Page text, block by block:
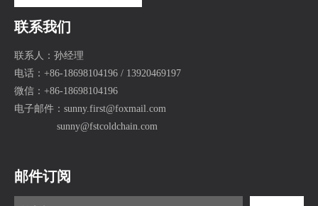
联系我们
联系人：孙经理
电话：+86-18698104196 / 13920469197
微信：+86-18698104196
电子邮件： sunny.first@foxmail.com
sunny@fstcoldchain.com
邮件订阅